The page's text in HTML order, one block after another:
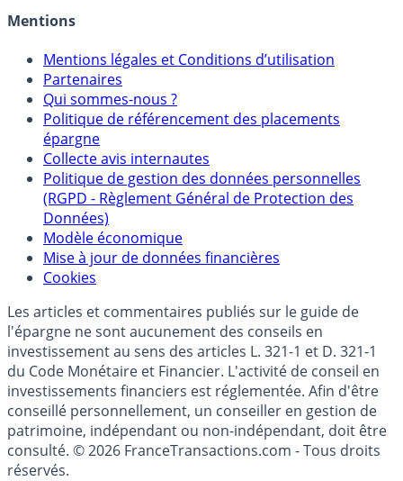
Mentions légales et Conditions d’utilisation
Partenaires
Qui sommes-nous ?
Politique de référencement des placements
épargne
Collecte avis internautes
Politique de gestion des données personnelles
(RGPD - Règlement Général de Protection des
Données)
Modèle économique
Mise à jour de données financières
Cookies
Les articles et commentaires publiés sur le guide de
l'épargne ne sont aucunement des conseils en
investissement au sens des articles L. 321-1 et D. 321-1
du Code Monétaire et Financier. L'activité de conseil en
investissements financiers est réglementée. Afin d'être
conseillé personnellement, un conseiller en gestion de
patrimoine, indépendant ou non-indépendant, doit être